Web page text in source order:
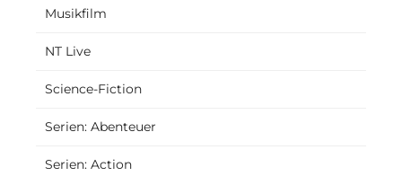
Musikfilm
NT Live
Science-Fiction
Serien: Abenteuer
Serien: Action